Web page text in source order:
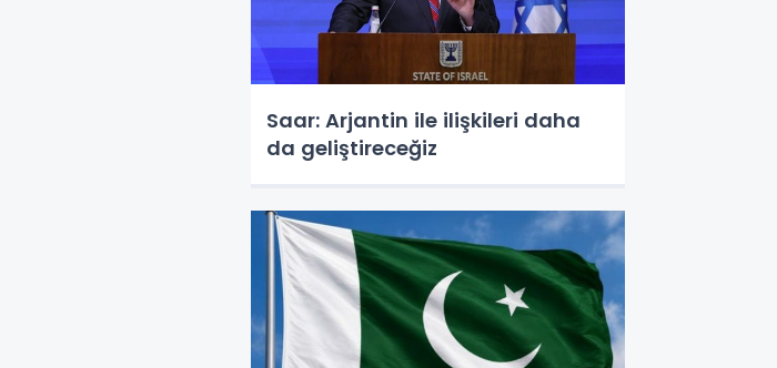
Saar: Arjantin ile ilişkileri daha
da geliştireceğiz